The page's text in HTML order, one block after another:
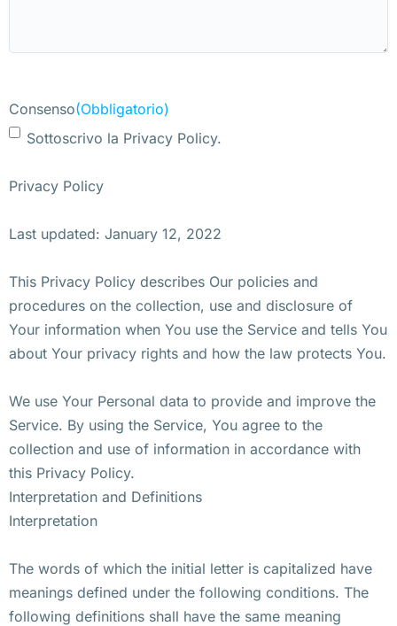
Consenso(Obbligatorio)
Sottoscrivo la Privacy Policy.
Privacy Policy
Last updated: January 12, 2022
This Privacy Policy describes Our policies and
procedures on the collection, use and disclosure of
Your information when You use the Service and tells You
about Your privacy rights and how the law protects You.
We use Your Personal data to provide and improve the
Service. By using the Service, You agree to the
collection and use of information in accordance with
this Privacy Policy.
Interpretation and Definitions
Interpretation
The words of which the initial letter is capitalized have
meanings defined under the following conditions. The
following definitions shall have the same meaning